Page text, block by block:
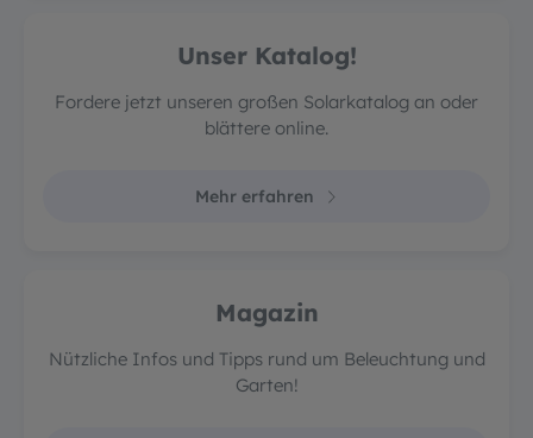
Unser Katalog!
Fordere jetzt unseren großen Solarkatalog an oder
blättere online.
Mehr erfahren
Magazin
Nützliche Infos und Tipps rund um Beleuchtung und
Garten!